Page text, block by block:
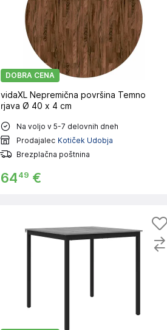
DOBRA CENA
vidaXL Nepremična površina Temno
rjava Ø 40 x 4 cm
Na voljo v 5-7 delovnih dneh
Prodajalec Kotiček Udobja
Brezplačna poštnina
6449 €